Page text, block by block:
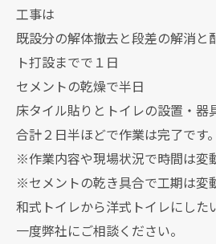
工事は
既設分の解体撤去と段差の解消と
ト打設までで１日
セメントの乾燥で半日
床タイル貼りとトイレの設置・器
合計２日半ほどで作業は完了です。
※作業内容や現場状況で時間は変
※セメントの乾き具合で工期は変
和式トイレから洋式トイレにした
一度弊社にご相談ください。